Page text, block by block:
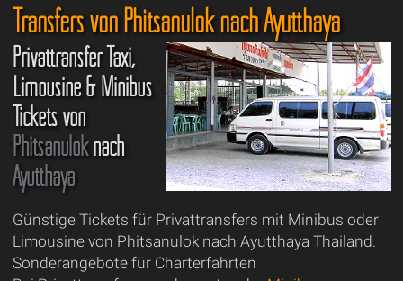
Transfers von Phitsanulok nach Ayutthaya
Privattransfer Taxi,
Limousine & Minibus
Tickets von
Phitsanuloknach
Ayutthaya
Günstige Tickets für Privattransfers mit Minibus oder
Limousine von Phitsanulok nach Ayutthaya Thailand.
Sonderangebote für Charterfahrten